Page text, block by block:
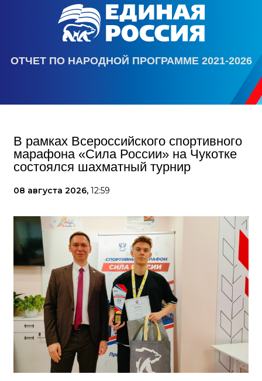
ОТЧЕТ ПО НАРОДНОЙ ПРОГРАММЕ 2021-2026
В рамках Всероссийского спортивного
марафона «Сила России» на Чукотке
состоялся шахматный турнир
08 августа 2026, 12:59